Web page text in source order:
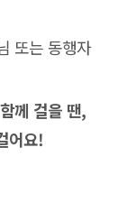
또는 동행자
께 걸을 땐,
어요!